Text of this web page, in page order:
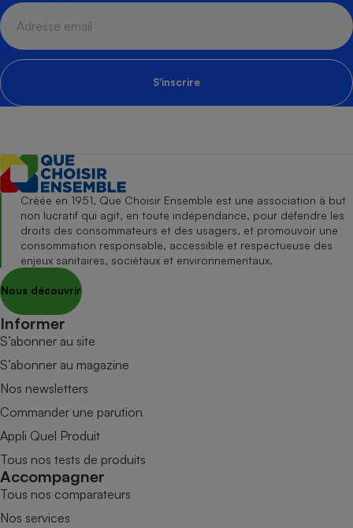
S'inscrire
Créée en 1951, Que Choisir Ensemble est une association à but
non lucratif qui agit, en toute indépendance, pour défendre les
droits des consommateurs et des usagers, et promouvoir une
consommation responsable, accessible et respectueuse des
enjeux sanitaires, sociétaux et environnementaux.
Nous découvrir
Informer
S’abonner au site
S’abonner au magazine
Nos newsletters
Commander une parution
Appli Quel Produit
Tous nos tests de produits
Accompagner
Tous nos comparateurs
Nos services